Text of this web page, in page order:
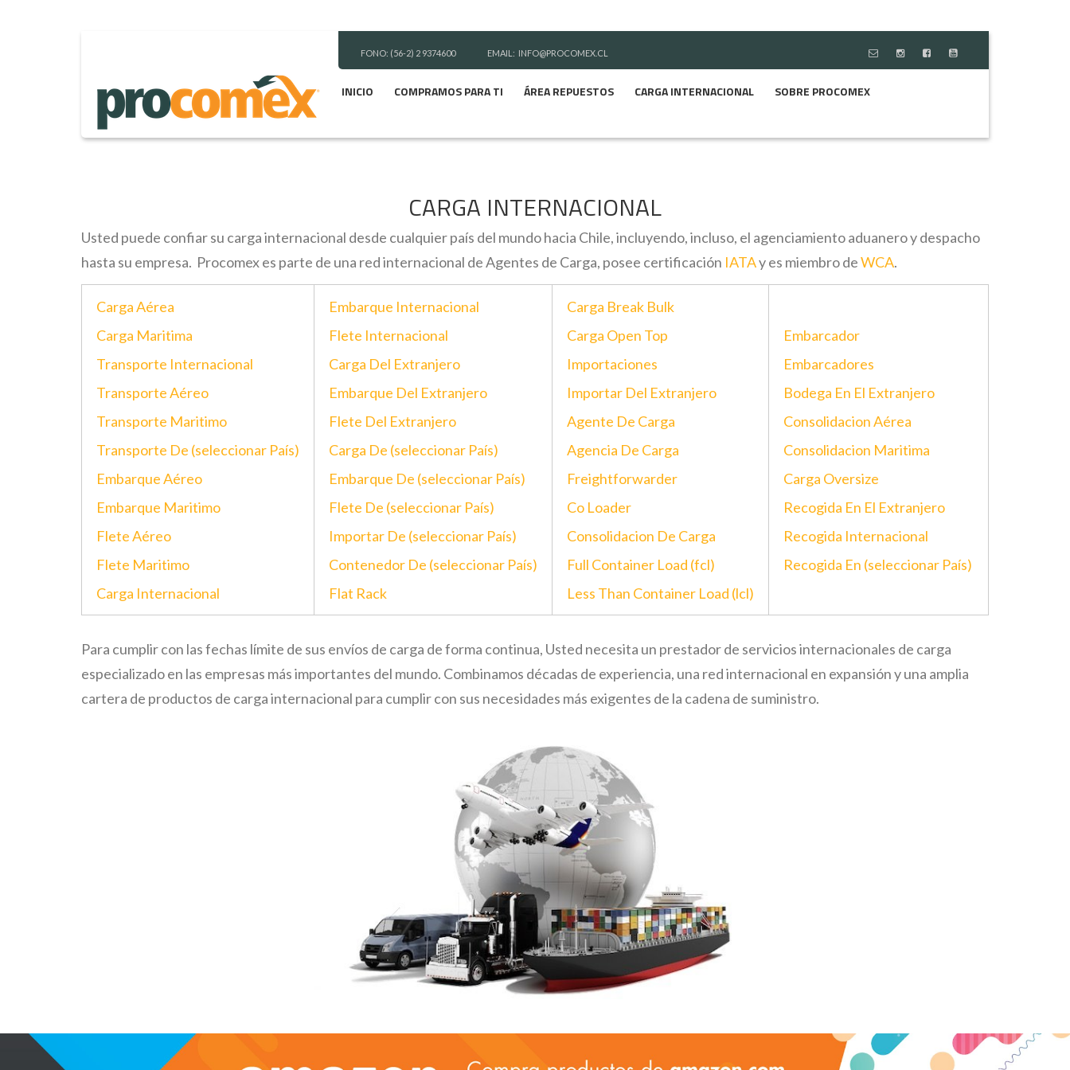
FONO: (56-2) 2 9374600 EMAIL: INFO@PROCOMEX.CL
INICIO COMPRAMOS PARA TI ÁREA REPUESTOS CARGA INTERNACIONAL SOBRE PROCOMEX
CARGA INTERNACIONAL
Usted puede confiar su carga internacional desde cualquier país del mundo hacia Chile, incluyendo, incluso, el agenciamiento aduanero y despacho
hasta su empresa. Procomex es parte de una red internacional de Agentes de Carga, posee certificación IATAy es miembro deWCA.
Carga Aérea
Carga Maritima
Transporte Internacional
Transporte Aéreo
Transporte Maritimo
Transporte De (seleccionar País)
Embarque Aéreo
Embarque Maritimo
Flete Aéreo
Flete Maritimo
Carga Internacional
Embarque Internacional
Flete Internacional
Carga Del Extranjero
Embarque Del Extranjero
Flete Del Extranjero
Carga De (seleccionar País)
Embarque De (seleccionar País)
Flete De (seleccionar País)
Importar De (seleccionar País)
Contenedor De (seleccionar País)
Flat Rack
Carga Break Bulk
Carga Open Top
Importaciones
Importar Del Extranjero
Agente De Carga
Agencia De Carga
Freightforwarder
Co Loader
Consolidacion De Carga
Full Container Load (fcl)
Less Than Container Load (lcl)
Embarcador
Embarcadores
Bodega En El Extranjero
Consolidacion Aérea
Consolidacion Maritima
Carga Oversize
Recogida En El Extranjero
Recogida Internacional
Recogida En (seleccionar País)
Para cumplir con las fechas límite de sus envíos de carga de forma continua, Usted necesita un prestador de servicios internacionales de carga
especializado en las empresas más importantes del mundo. Combinamos décadas de experiencia, una red internacional en expansión y una amplia
cartera de productos de carga internacional para cumplir con sus necesidades más exigentes de la cadena de suministro.